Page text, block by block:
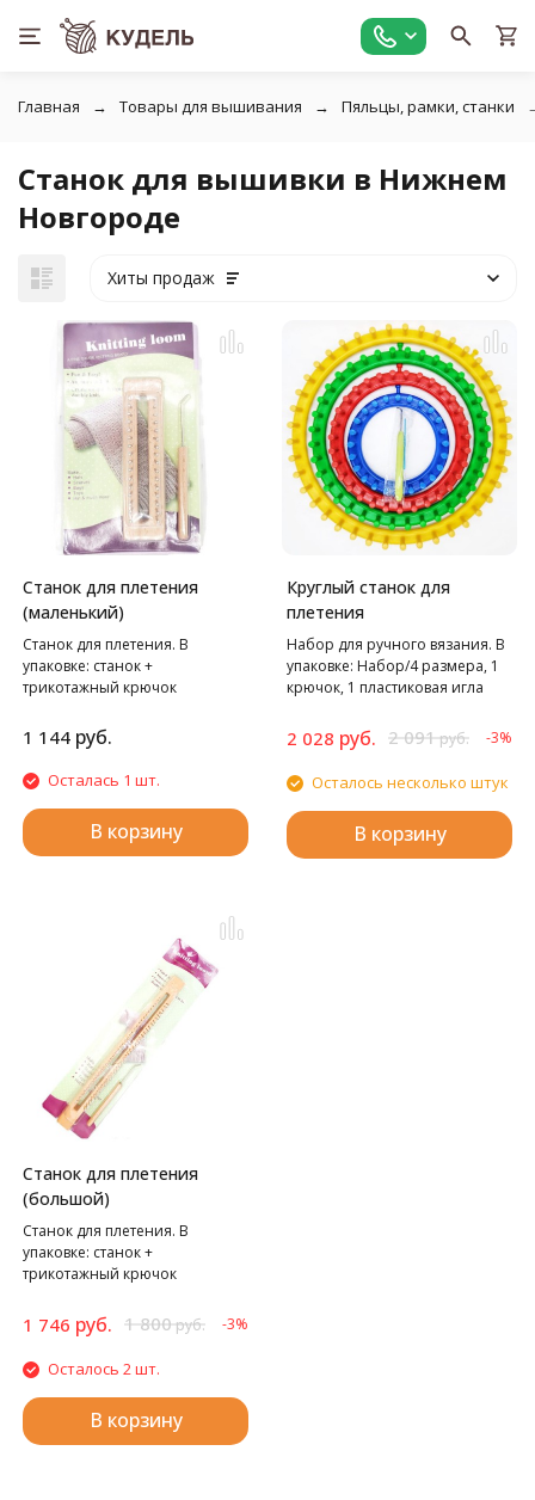
Главная Товары для вышивания Пяльцы, рамки, станки
Станок для вышивки в Нижнем
Новгороде
Хиты продаж
Станок для плетения
(маленький)
Станок для плетения. В
упаковке: станок +
трикотажный крючок
1 144 руб.
Осталась 1 шт.
В корзину
Круглый станок для
плетения
Набор для ручного вязания. В
упаковке: Набор/4 размера, 1
крючок, 1 пластиковая игла
2 028 руб. 2 091руб. -3%
Осталось несколько штук
В корзину
Станок для плетения
(большой)
Станок для плетения. В
упаковке: станок +
трикотажный крючок
1 746 руб. 1 800руб. -3%
Осталось 2 шт.
В корзину